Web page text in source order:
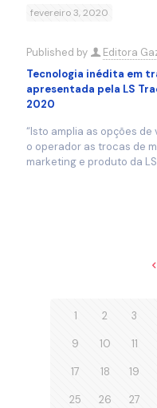
fevereiro 3, 2020
Published by
Editora
Tecnologia inédita em
apresentada pela LS
2020
“Isto amplia as opções
o operador as trocas de
marketing e produto da
1 2 3
9 10 11
17 18 19
25 26 27